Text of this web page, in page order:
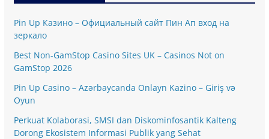
Pin Up Казино – Официальный сайт Пин Ап вход на
зеркало
Best Non-GamStop Casino Sites UK – Casinos Not on
GamStop 2026
Pin Up Casino – Azərbaycanda Onlayn Kazino – Giriş və
Oyun
Perkuat Kolaborasi, SMSI dan Diskominfosantik Kalteng
Dorong Ekosistem Informasi Publik yang Sehat